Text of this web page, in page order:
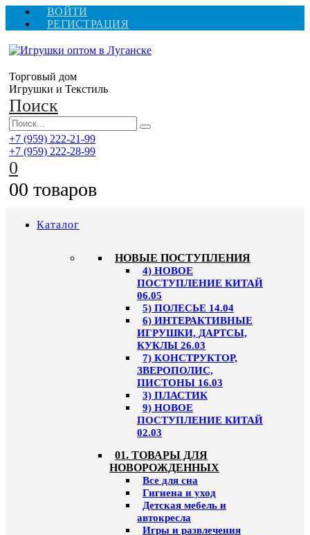
ВОЙТИ
РЕГИСТРАЦИЯ
Торговый дом
Игрушки и Текстиль
Поиск
+7 (959) 222-21-99
+7 (959) 222-28-99
0
00 товаров
Каталог
НОВЫЕ ПОСТУПЛЕНИЯ
4) НОВОЕ
ПОСТУПЛЕНИЕ КИТАЙ
06.05
5) ПОЛЕСЬЕ 14.04
6) ИНТЕРАКТИВНЫЕ
ИГРУШКИ, ДАРТСЫ,
КУКЛЫ 26.03
7) КОНСТРУКТОР,
ЗВЕРОПОЛИС,
ПИСТОНЫ 16.03
3) ПЛАСТИК
9) НОВОЕ
ПОСТУПЛЕНИЕ КИТАЙ
02.03
01. ТОВАРЫ ДЛЯ
НОВОРОЖДЕННЫХ
Все для сна
Гигиена и уход
Детская мебель и
автокресла
Игры и развлечения